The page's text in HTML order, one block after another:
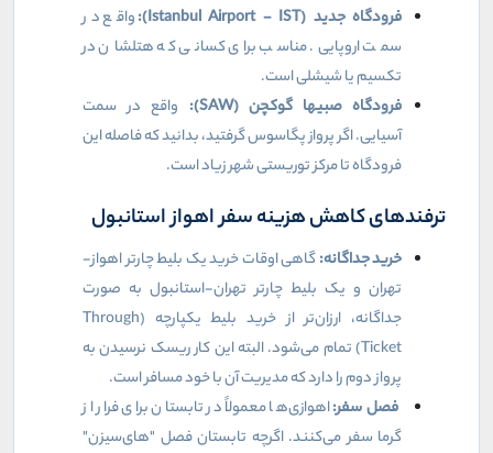
فرودگاه جدید (Istanbul Airport - IST
):واقع در
سمت اروپایی. مناسب برای کسانی که هتلشان در
تکسیم یا شیشلی است.
فرودگاه صبیها گوکچن (SAW
): واقع در سمت
آسیایی. اگر پرواز پگاسوس گرفتید، بدانید که فاصله این
فرودگاه تا مرکز توریستی شهر زیاد است.
ترفندهای کاهش هزینه سفر اهواز استانبول
خرید جداگانه:گاهی اوقات خرید یک بلیط چارتر اهواز-
تهران و یک بلیط چارتر تهران-استانبول به صورت
جداگانه، ارزان‌تر از خرید بلیط یکپارچه (Through
Ticket) تمام می‌شود. البته این کار ریسک نرسیدن به
پرواز دوم را دارد که مدیریت آن با خود مسافر است.
فصل سفر:اهوازی‌ها معمولاً در تابستان برای فرار از
گرما سفر می‌کنند. اگرچه تابستان فصل "های‌سیزن"